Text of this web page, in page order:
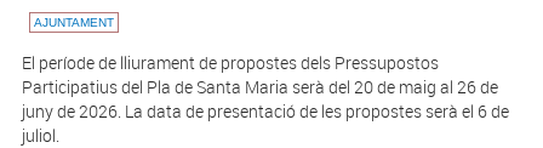
AJUNTAMENT
El període de lliurament de propostes dels Pressupostos
Participatius del Pla de Santa Maria serà del 20 de maig al 26 de
juny de 2026. La data de presentació de les propostes serà el 6 de
juliol.